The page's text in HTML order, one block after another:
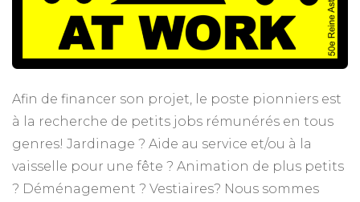
Afin de financer son projet, le poste pionniers est
à la recherche de petits jobs rémunérés en tous
genres! Jardinage ? Aide au service et/ou à la
vaisselle pour une fête ? Animation de plus petits
? Déménagement ? Vestiaires? Nous sommes